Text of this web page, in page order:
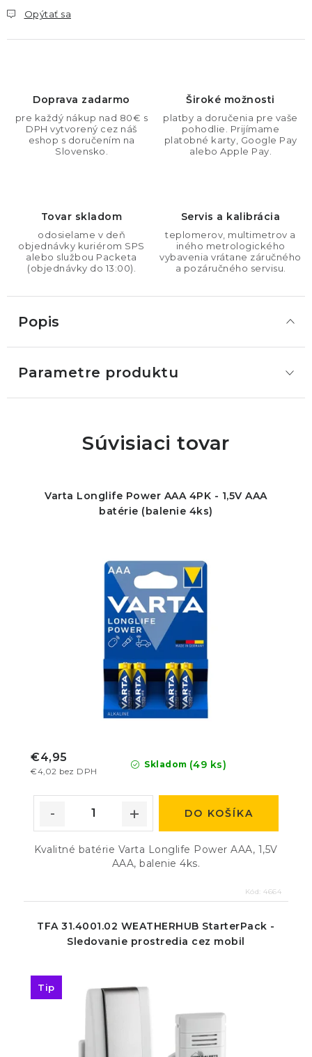
Opýtať sa
Doprava zadarmo
pre každý nákup nad 80€ s
DPH vytvorený cez náš
eshop s doručením na
Slovensko.
Široké možnosti
platby a doručenia pre vaše
pohodlie. Prijímame
platobné karty, Google Pay
alebo Apple Pay.
Tovar skladom
odosielame v deň
objednávky kuriérom SPS
alebo službou Packeta
(objednávky do 13:00).
Servis a kalibrácia
teplomerov, multimetrov a
iného metrologického
vybavenia vrátane záručného
a pozáručného servisu.
Popis
Parametre produktu
Súvisiaci tovar
Varta Longlife Power AAA 4PK - 1,5V AAA
batérie (balenie 4ks)
Skladom (49 ks)
€4,02 bez DPH
€4,95
DO KOŠÍKA
Kvalitné batérie Varta Longlife Power AAA, 1,5V
AAA, balenie 4ks.
Kód: 4664
TFA 31.4001.02 WEATHERHUB StarterPack -
Sledovanie prostredia cez mobil
Tip